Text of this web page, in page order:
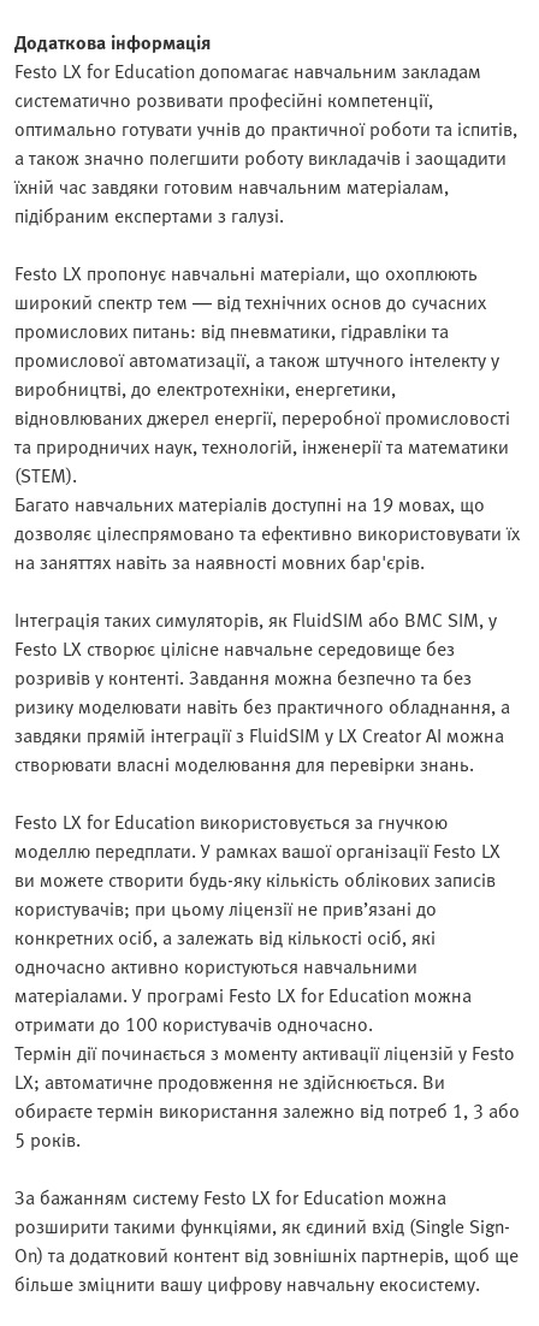
Додаткова інформація
Festo LX for Education допомагає навчальним закладам
систематично розвивати професійні компетенції,
оптимально готувати учнів до практичної роботи та іспитів,
а також значно полегшити роботу викладачів і заощадити
їхній час завдяки готовим навчальним матеріалам,
підібраним експертами з галузі.
Festo LX пропонує навчальні матеріали, що охоплюють
широкий спектр тем — від технічних основ до сучасних
промислових питань: від пневматики, гідравліки та
промислової автоматизації, а також штучного інтелекту у
виробництві, до електротехніки, енергетики,
відновлюваних джерел енергії, переробної промисловості
та природничих наук, технологій, інженерії та математики
(STEM).
Багато навчальних матеріалів доступні на 19 мовах, що
дозволяє цілеспрямовано та ефективно використовувати їх
на заняттях навіть за наявності мовних бар'єрів.
Інтеграція таких симуляторів, як FluidSIM або BMC SIM, у
Festo LX створює цілісне навчальне середовище без
розривів у контенті. Завдання можна безпечно та без
ризику моделювати навіть без практичного обладнання, а
завдяки прямій інтеграції з FluidSIM у LX Creator AI можна
створювати власні моделювання для перевірки знань.
Festo LX for Education використовується за гнучкою
моделлю передплати. У рамках вашої організації Festo LX
ви можете створити будь-яку кількість облікових записів
користувачів; при цьому ліцензії не прив’язані до
конкретних осіб, а залежать від кількості осіб, які
одночасно активно користуються навчальними
матеріалами. У програмі Festo LX for Education можна
отримати до 100 користувачів одночасно.
Термін дії починається з моменту активації ліцензій у Festo
LX; автоматичне продовження не здійснюється. Ви
обираєте термін використання залежно від потреб 1, 3 або
5 років.
За бажанням систему Festo LX for Education можна
розширити такими функціями, як єдиний вхід (Single Sign-
On) та додатковий контент від зовнішніх партнерів, щоб ще
більше зміцнити вашу цифрову навчальну екосистему.